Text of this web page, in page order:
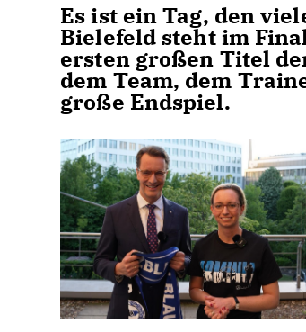
Es ist ein Tag, den
Bielefeld steht im
ersten großen Titel
dem Team, dem
große Endspiel.